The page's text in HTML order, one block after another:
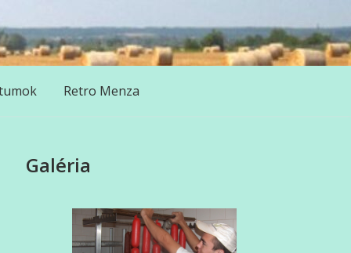
Retro Menza
Galéria